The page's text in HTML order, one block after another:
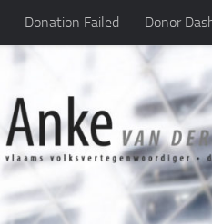
Donation Failed Donor